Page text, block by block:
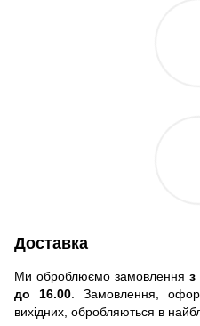
Доставка
Ми оброблюємо замовленняз
до 16.00. Замовлення,
вихідних, обробляються в